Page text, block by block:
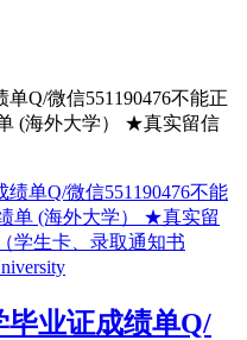
Q/微信551190476不能正
(海外大学） ★真实留信
毕业证成绩单Q/